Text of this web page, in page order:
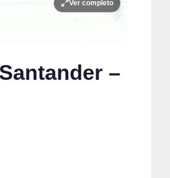
Ver completo
–